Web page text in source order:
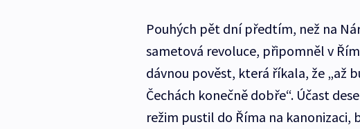
Pouhých pět dní předtím, než na
sametová revoluce, připomněl v
dávnou pověst, která říkala, že „až
Čechách konečně dobře“. Účast
režim pustil do Říma na kanonizaci,